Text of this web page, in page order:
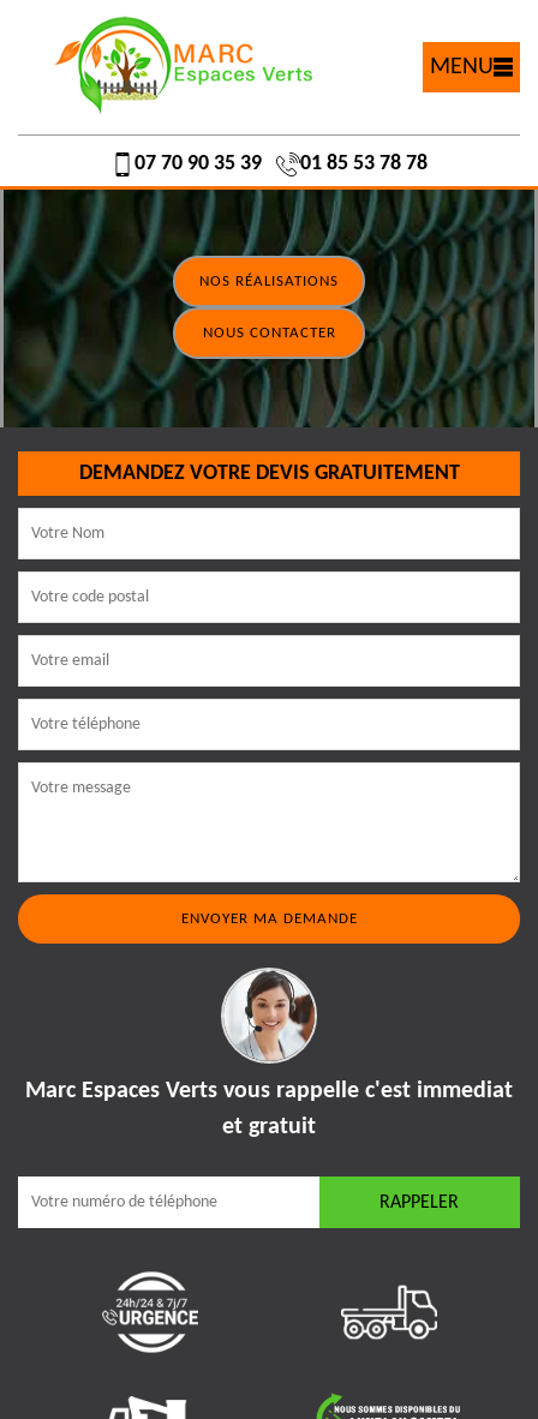
MENU
07 70 90 35 39 01 85 53 78 78
NOS RÉALISATIONS
NOUS CONTACTER
DEMANDEZ VOTRE DEVIS GRATUITEMENT
Marc Espaces Verts vous rappelle c'est immediat
et gratuit